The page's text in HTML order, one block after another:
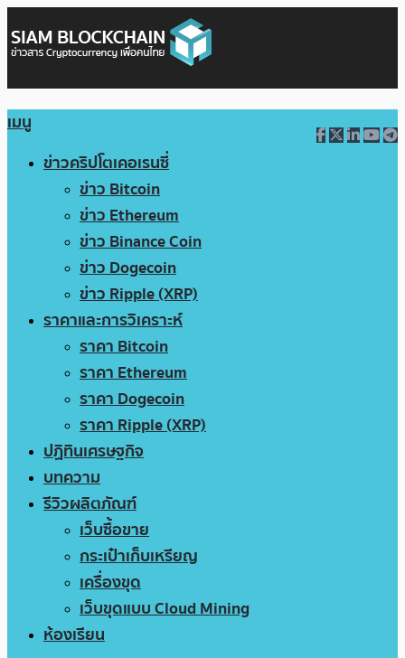
เมนู
ข่าวคริปโตเคอเรนซี่
ข่าว Bitcoin
ข่าว Ethereum
ข่าว Binance Coin
ข่าว Dogecoin
ข่าว Ripple (XRP)
ราคาและการวิเคราะห์
ราคา Bitcoin
ราคา Ethereum
ราคา Dogecoin
ราคา Ripple (XRP)
ปฏิทินเศรษฐกิจ
บทความ
รีวิวผลิตภัณฑ์
เว็บซื้อขาย
กระเป๋าเก็บเหรียญ
เครื่องขุด
เว็บขุดแบบ Cloud Mining
ห้องเรียน